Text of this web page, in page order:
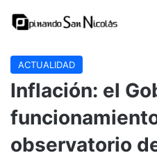
ACTUALIDAD
Inflación: el
observatorio